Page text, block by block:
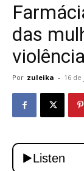
das
violência
Por zuleika - 16 de